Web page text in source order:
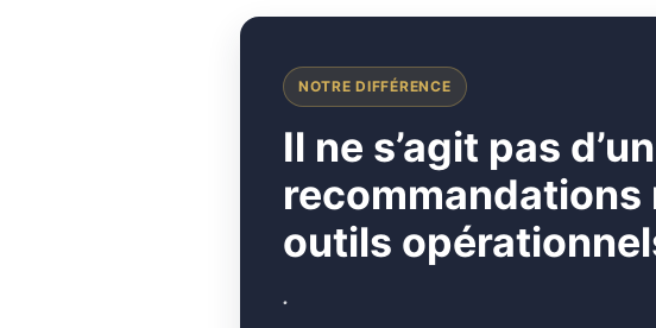
NOTRE DIFFÉRENCE
Il ne s’agit pas
recommandations
outils
.